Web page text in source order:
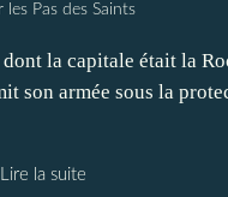
les Pas des Saints
la capitale était la
armée sous la
Lire la suite